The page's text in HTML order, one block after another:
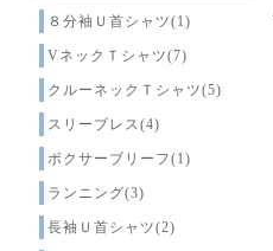
８分袖Ｕ首シャツ(1)
VネックＴシャツ(7)
クルーネックＴシャツ(5)
スリーブレス(4)
ボクサーブリーフ(1)
ランニング(3)
長袖Ｕ首シャツ(2)